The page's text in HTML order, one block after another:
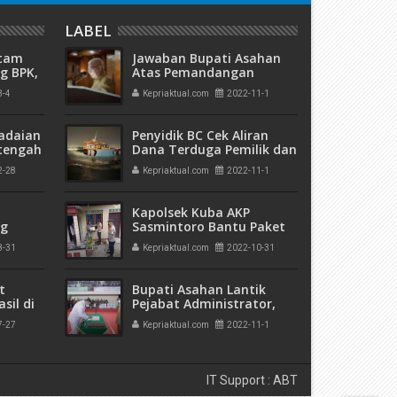
BPK,
4
28
di
31
di
27
LABEL
Jawaban Bupati Asahan
Atas Pemandangan
Umum Fraksi-Fraksi DPRD
Kabupaten Asahan
Kepriaktual.com 2022-11-1
Penyidik BC Cek Aliran
Dana Terduga Pemilik dan
Transporter Mikol Ilegal
yang Diangkut Kapal dari
Kepriaktual.com 2022-11-1
Kapolsek Kuba AKP
Sasmintoro Bantu Paket
Sembako Kepada Anton
Sujarwo Warga Sawang
Kepriaktual.com 2022-10-31
Bupati Asahan Lantik
Pejabat Administrator,
Pengawas dan Kepala
Pusat Kesehatan
Kepriaktual.com 2022-11-1
IT Support : ABT